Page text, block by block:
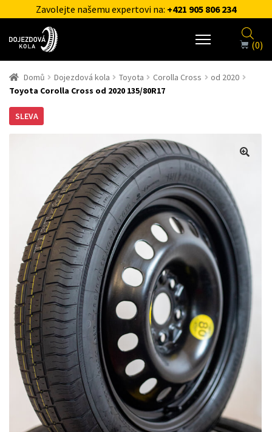
Zavolejte našemu expertovi na: +421 905 806 234
(0)
Domů Dojezdová kola Toyota Corolla Cross
od 2020
Toyota Corolla Cross od 2020 135/80R17
SLEVA